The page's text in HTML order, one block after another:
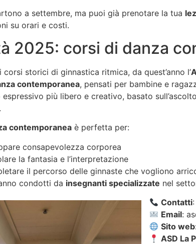
a settembre, ma puoi già prenotare la tua
su orari e costi.
2025: corsi di danza
corsi storici di ginnastica ritmica, da quest’anno l’
contemporanea, pensati per bambine e
più libero e creativo, basato
contemporanea è perfetta per:
consapevolezza corporea
la fantasia e l’interpretazione
il percorso delle ginnaste che vogliono
condotti da insegnanti specializzate nel
Contatti
Email:
Sito web
ASD La